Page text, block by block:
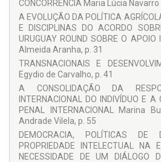
árbitros do protocolo de
controvérsias (Tratado de
chefe da agência espacial
diretor do Unidroit (Roma); Membro
arbitragem (Haia) (1979 – 2005).
Paulo Francisco Henriques Fernandes
Paulo Roberto de Almeida
Pedro Raffy Vartanian
Rafael Santos de Oliveira
Rafael Vitória Schmidt
Rafael Xavier de Souza
Rafhael Wasserman
Raphael Bernardes da Silveira
Regina Gutierrez Arballo
Renata Andrade Vilela
Renata Cristina de Oliveira Alencar
Renata Gonzalez Rabello
Renata Rocha de Mello Martins, LL. M
Ricardo Ruy Franco de Macedo Filho
CONCORRÊNCIA Maria Lúcia
A EVOLUÇÃO DA POLÍTICA
E DISCIPLINAS DO ACORDO
URUGUAY ROUND SOBRE O
Almeida Aranha, p. 31
TRANSNACIONAIS E
Egydio de Carvalho, p. 41
A CONSOLIDAÇÃO DA
INTERNACIONAL DO INDIVÍDUO E A
PENAL INTERNACIONAL Marina
Andrade Vilela, p. 55
DEMOCRACIA, POLÍTICAS DE
PROPRIEDADE INTELECTUAL NA
NECESSIDADE DE UM DIÁLOGO